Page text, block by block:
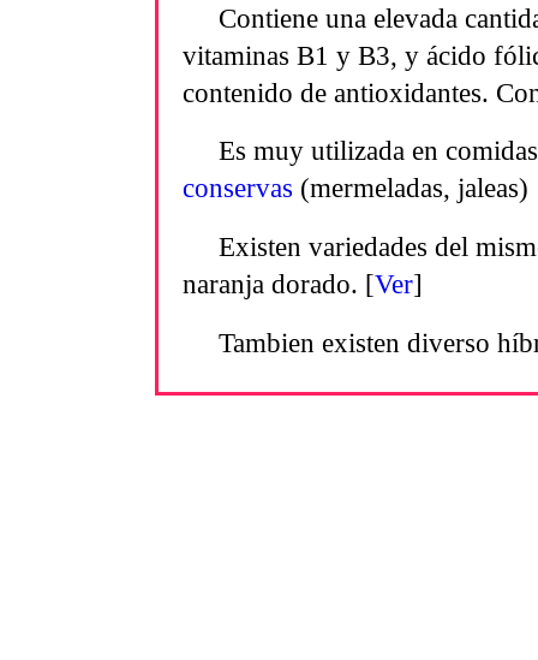
Contiene una elevada
vitaminas B1 y B3, y ácido
contenido de antioxidantes.
Es muy utilizada en
conservas (mermeladas, jaleas)
Existen variedades del
naranja dorado. [Ver]
Tambien existen diverso